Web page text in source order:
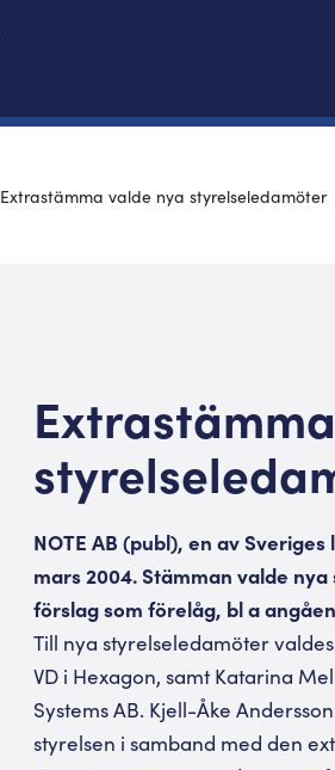
Extrastämma valde nya styrelseledamöter
NOTE AB (publ), en av
mars 2004. Stämman valde
förslag som förelåg, bl a
Till nya styrelseledamöter
VD i Hexagon, samt Katarina
Systems AB. Kjell-Åke
styrelsen i samband med den